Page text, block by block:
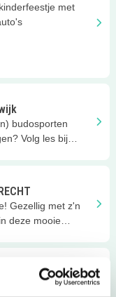
met
budosporten
Volg les bij
Gezellig met z'n
deze mooie
kids
op het gebied van